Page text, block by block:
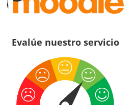
Evalúe nuestro servicio